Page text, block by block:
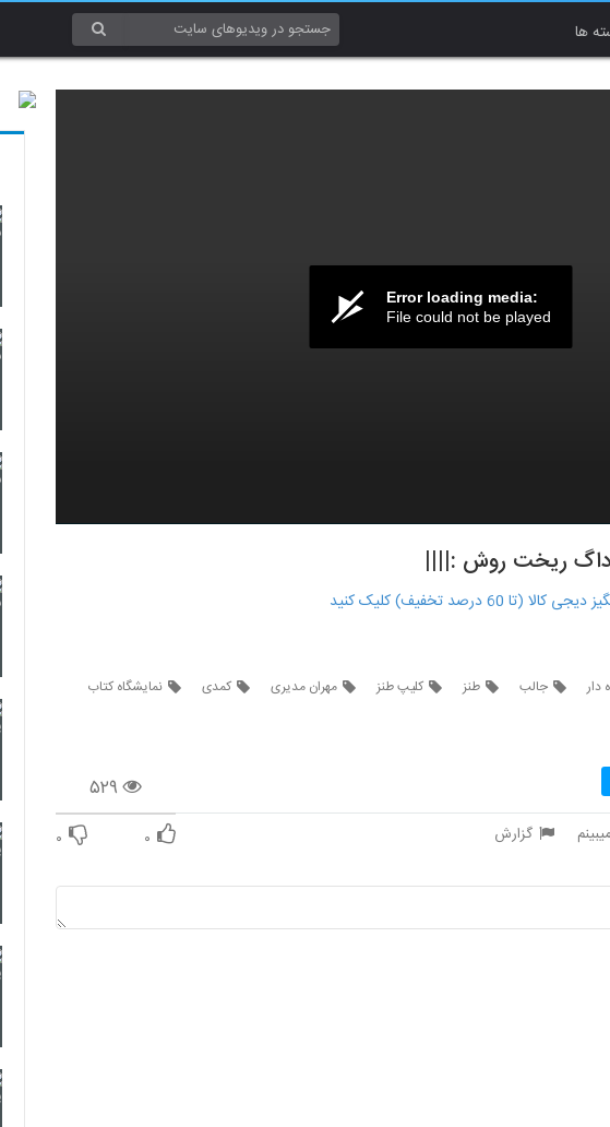
ها
Error loading media:
File could not be played
ریخت روش :||||
درصد تخفیف) کلیک کنید
دار جالب طنز کلیپ طنز مهران مدیری کمدی
نمایشگاه کتاب
۵۲۹
گزارش ۰ ۰